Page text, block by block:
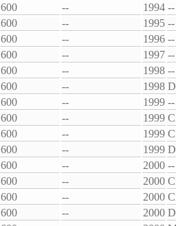
600 -- 1994 --
600 -- 1995 --
600 -- 1996 --
600 -- 1997 --
600 -- 1998 --
600 -- 1998
600 -- 1999 --
600 -- 1999
600 -- 1999
600 -- 1999
600 -- 2000 --
600 -- 2000
600 -- 2000
600 -- 2000